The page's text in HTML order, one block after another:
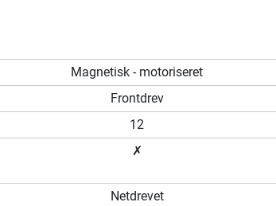
Magnetisk - motoriseret
Frontdrev
12
✗
Netdrevet